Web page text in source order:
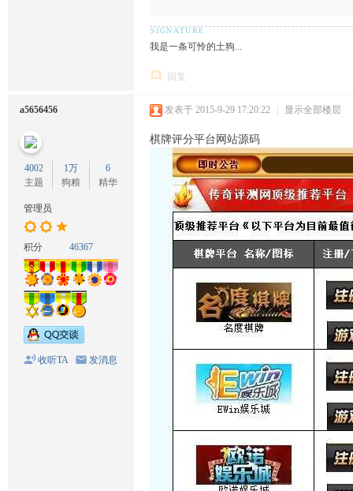
我是一条可怜的土狗...
回复
a5656456
4002
主题
1万
狗粮
6
精华
管理员
积分 46367
收听TA 发消息
发表于 2015-9-29 17:20:22 | 显示全部楼层
棋牌评分平台网站源码